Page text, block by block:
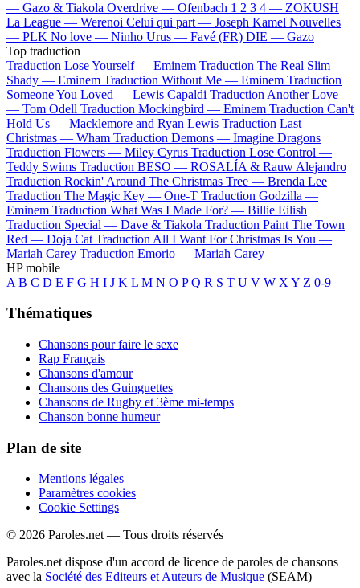
— Gazo & Tiakola Overdrive — Ofenbach 1 2 3 4 — ZOKUSH
La League — Werenoi Celui qui part — Joseph Kamel Nouvelles
— PLK No love — Ninho Urus — Favé (FR) DIE — Gazo
Top traduction
Traduction Lose Yourself — Eminem Traduction The Real Slim
Shady — Eminem Traduction Without Me — Eminem Traduction
Someone You Loved — Lewis Capaldi Traduction Another Love
— Tom Odell Traduction Mockingbird — Eminem Traduction Can't
Hold Us — Macklemore and Ryan Lewis Traduction Last
Christmas — Wham Traduction Demons — Imagine Dragons
Traduction Flowers — Miley Cyrus Traduction Lose Control —
Teddy Swims Traduction BESO — ROSALÍA & Rauw Alejandro
Traduction Rockin' Around The Christmas Tree — Brenda Lee
Traduction The Magic Key — One-T Traduction Godzilla —
Eminem Traduction What Was I Made For? — Billie Eilish
Traduction Special — Dave & Tiakola Traduction Paint The Town
Red — Doja Cat Traduction All I Want For Christmas Is You —
Mariah Carey Traduction Emorio — Mariah Carey
HP mobile
A B C D E F G H I J K L M N O P Q R S T U V W X Y Z 0-9
Thématiques
Chansons pour faire le sexe
Rap Français
Chansons d'amour
Chansons des Guinguettes
Chansons de Rugby et 3ème mi-temps
Chanson bonne humeur
Plan de site
Mentions légales
Paramètres cookies
Cookie Settings
© 2026 Paroles.net — Tous droits réservés
Paroles.net dispose d'un accord de licence de paroles de chansons
avec la Société des Editeurs et Auteurs de Musique (SEAM)